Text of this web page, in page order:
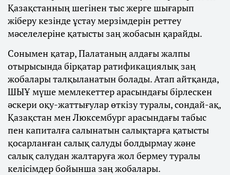
Қазақстанның шегінен тыс жерге шығарып
жіберу кезінде ұстау мерзімдерін реттеу
мәселелеріне қатысты заң жобасын қарайды.
Сонымен қатар, Палатаның алдағы жалпы
отырысында бірқатар ратификациялық заң
жобалары талқыланатын болады. Атап айтқанда,
ШЫҰ мүше мемлекеттер арасындағы бірлескен
әскери оқу-жаттығулар өткізу туралы, сондай-ақ,
Қазақстан мен Люксембург арасындағы табыс
пен капиталға салынатын салықтарға қатысты
қосарланған салық салуды болдырмау және
салық салудан жалтаруға жол бермеу туралы
келісімдер бойынша заң жобалары.